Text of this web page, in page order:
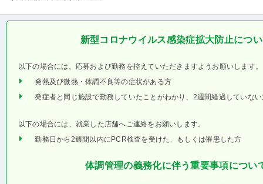
新型コロナウイルス感染症拡大防止につ
以下の場合には、応募および勤務を控えていただきますようお願いします。
発熱及び微熱・体調不良等の症状がある方
発症者と同じ施設で勤務していたことがわかり、2週間経過していな
以下の場合には、就業した店舗へご連絡をお願いします。
勤務日から2週間以内にPCR検査を受けた、もしくは罹患した方
体調管理の義務化に伴う重要事項につい